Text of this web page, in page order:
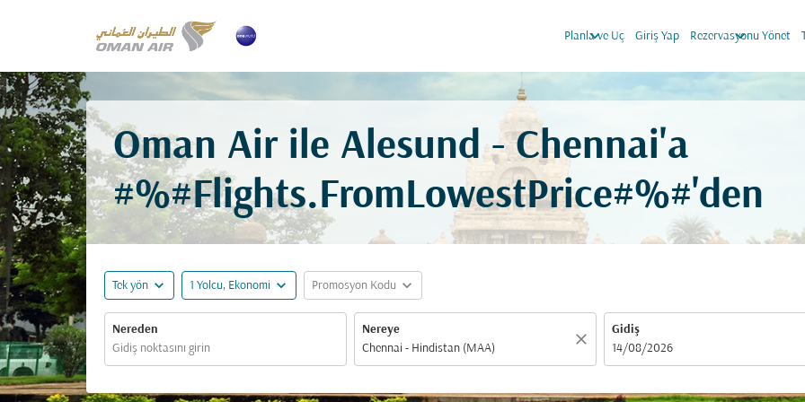
Planla ve Uç
keyboard_arrow_down Giriş Yap Rezervasyonu Yönet
keyboard_arrow_down
Oman Air ile Alesund - Chennai'a
#%#Flights.FromLowestPrice#%#'den
Tek yön expand_more 1 Yolcu, Ekonomi expand_more Promosyon Kodu expand_more
Nereden Nereye
close
Gidiş
fc-booking-departure-date-aria-label
14/08/2026